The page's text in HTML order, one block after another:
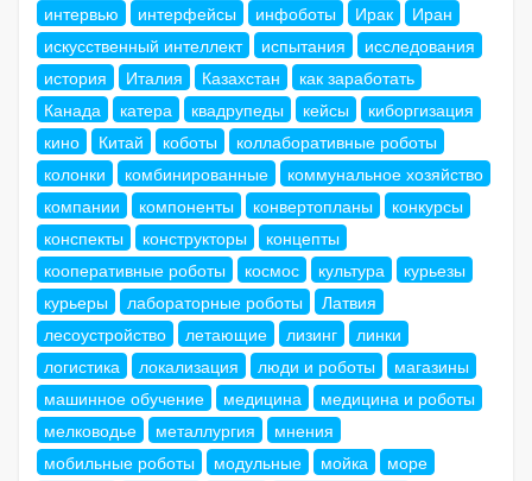
интервью
интерфейсы инфоботы Ирак
Иран
искусственный интеллект
испытания
исследования
история
Италия Казахстан
как заработать
Канада
катера квадрупеды кейсы
киборгизация
кино
Китай коботы
коллаборативные роботы
колонки
комбинированные
коммунальное хозяйство
компании
компоненты конвертопланы
конкурсы
конспекты
конструкторы
концепты
кооперативные роботы
космос культура
курьезы
курьеры
лабораторные роботы
Латвия
лесоустройство
летающие лизинг
линки
логистика
локализация люди и роботы
магазины
машинное обучение
медицина
медицина и роботы
мелководье
металлургия
мнения
мобильные роботы
модульные мойка
море